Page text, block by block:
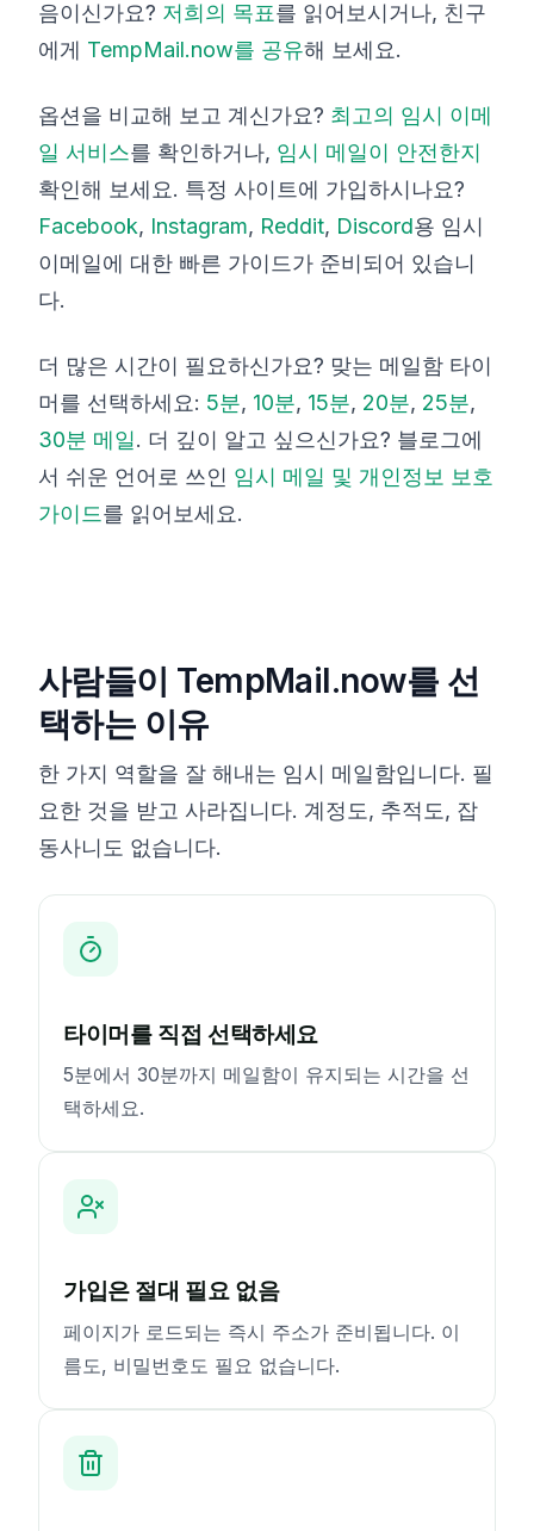
음이신가요? 저희의 목표를 읽어보시거나, 친구
에게 TempMail.now를 공유해 보세요.
옵션을 비교해 보고 계신가요? 최고의 임시 이메
일 서비스를 확인하거나, 임시 메일이 안전한지
확인해 보세요. 특정 사이트에 가입하시나요?
Facebook, Instagram, Reddit, Discord용 임시
이메일에 대한 빠른 가이드가 준비되어 있습니
다.
더 많은 시간이 필요하신가요? 맞는 메일함 타이
머를 선택하세요: 5분, 10분, 15분, 20분, 25분,
30분 메일. 더 깊이 알고 싶으신가요? 블로그에
서 쉬운 언어로 쓰인 임시 메일 및 개인정보 보호
가이드를 읽어보세요.
사람들이 TempMail.now를 선
택하는 이유
한 가지 역할을 잘 해내는 임시 메일함입니다. 필
요한 것을 받고 사라집니다. 계정도, 추적도, 잡
동사니도 없습니다.
타이머를 직접 선택하세요
5분에서 30분까지 메일함이 유지되는 시간을 선
택하세요.
가입은 절대 필요 없음
페이지가 로드되는 즉시 주소가 준비됩니다. 이
름도, 비밀번호도 필요 없습니다.